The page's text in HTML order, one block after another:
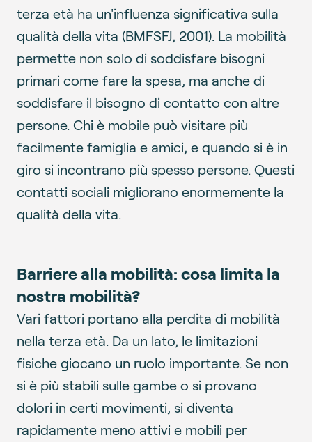
terza età ha un'influenza significativa sulla
qualità della vita (BMFSFJ, 2001). La mobilità
permette non solo di soddisfare bisogni
primari come fare la spesa, ma anche di
soddisfare il bisogno di contatto con altre
persone. Chi è mobile può visitare più
facilmente famiglia e amici, e quando si è in
giro si incontrano più spesso persone. Questi
contatti sociali migliorano enormemente la
qualità della vita.
Barriere alla mobilità: cosa limita la
nostra mobilità?
Vari fattori portano alla perdita di mobilità
nella terza età. Da un lato, le limitazioni
fisiche giocano un ruolo importante. Se non
si è più stabili sulle gambe o si provano
dolori in certi movimenti, si diventa
rapidamente meno attivi e mobili per